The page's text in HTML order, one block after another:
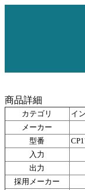
商品詳細
カテゴリ
イ
メーカー
型番
入力
出力
採用メーカー